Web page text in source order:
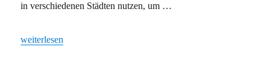
in verschiedenen Städten nutzen, um …
„Kohle nur noch für die Pflege“
weiterlesen